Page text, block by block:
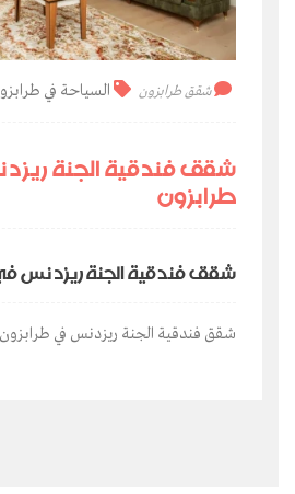
شقق طرابزون السياحة في
شقق فندقية الجنة
طرابزون
شقق فندقية الجنة ريزدنس
شقق فندقية الجنة ريزدنس في